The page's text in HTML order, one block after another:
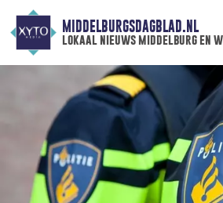
MIDDELBURGSDAGBLAD.NL
lokaal nieuws middelburg en